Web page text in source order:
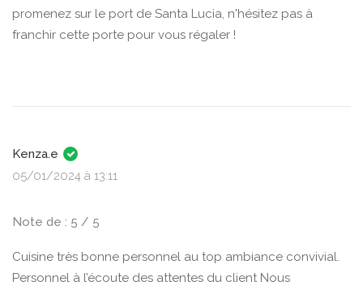
promenez sur le port de Santa Lucia, n'hésitez pas à
franchir cette porte pour vous régaler !
Kenza.e
05/01/2024 à 13:11
Note de : 5 / 5
Cuisine très bonne personnel au top ambiance convivial.
Personnel à l’écoute des attentes du client Nous